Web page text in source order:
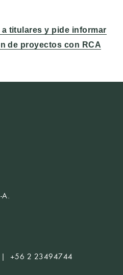
titulares y pide informar
de proyectos con RCA
A.
| +56 2 23494744